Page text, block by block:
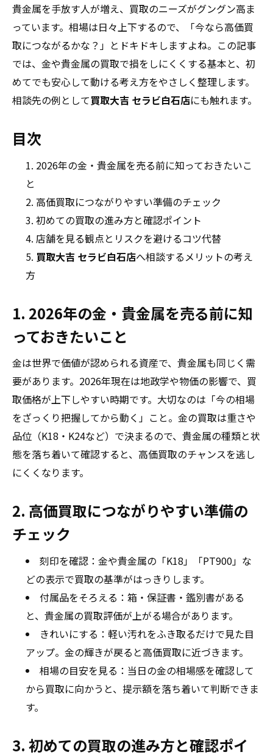
貴金属を手放す人が増え、買取のニーズがグングン高ま
っています。相場は日々上下するので、「今なら高価買
取につながるかな？」とドキドキしますよね。この記事
では、金や貴金属の買取で損をしにくくする基本と、初
めてでも安心して動ける考え方をやさしく整理します。
相談先の例として買取大吉 セラビ白石店にも触れます。
目次
2026年の金・貴金属を売る前に知っておきたいこ
と
高価買取につながりやすい準備のチェック
初めての買取の進み方と確認ポイント
店舗を見る観点とリスクを避けるコツ代替
買取大吉 セラビ白石店へ相談するメリットの考え
方
1. 2026年の金・貴金属を売る前に知
っておきたいこと
金は世界で価値が認められる資産で、貴金属も同じく需
要があります。2026年現在は地政学や物価の影響で、買
取価格が上下しやすい時期です。大切なのは「今の相場
をざっくり把握してから動く」こと。金の買取は重さや
品位（K18・K24など）で決まるので、貴金属の種類と状
態を落ち着いて確認すると、高価買取のチャンスを逃し
にくくなります。
2. 高価買取につながりやすい準備の
チェック
刻印を確認：金や貴金属の「K18」「PT900」な
どの表示で買取の基準がはっきりします。
付属品をそろえる：箱・保証書・鑑別書がある
と、貴金属の買取評価が上がる場合があります。
きれいにする：軽い汚れをふき取るだけで見た目
アップ。金の輝きが戻ると高価買取に近づきます。
相場の目安を見る：当日の金の相場感を確認して
から買取に向かうと、提示額を落ち着いて判断できま
す。
3. 初めての買取の進み方と確認ポイ